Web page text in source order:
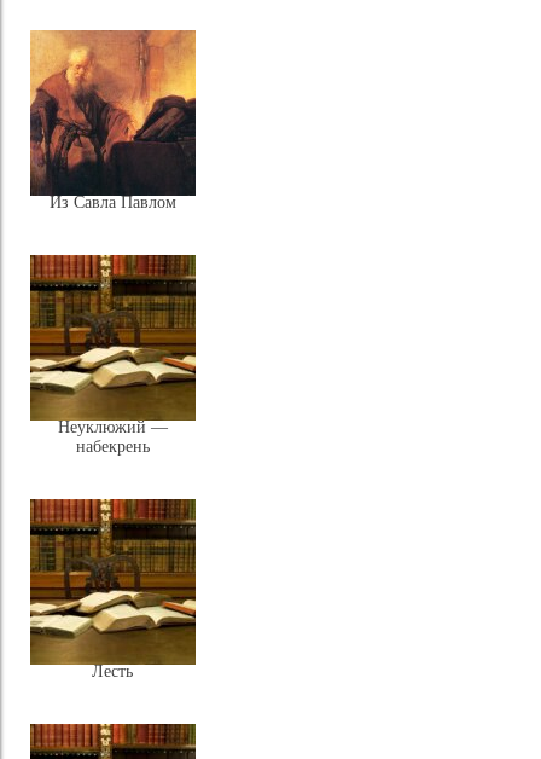
Из Савла Павлом
Неуклюжий —
набекрень
Лесть